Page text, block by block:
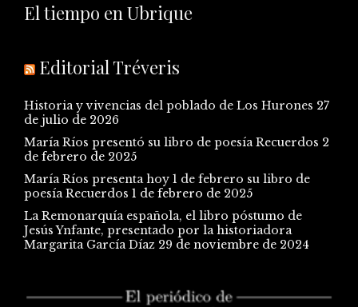
El tiempo en Ubrique
Editorial Tréveris
Historia y vivencias del poblado de Los Hurones 27
de julio de 2026
María Ríos presentó su libro de poesía Recuerdos 2
de febrero de 2025
María Ríos presenta hoy 1 de febrero su libro de
poesía Recuerdos 1 de febrero de 2025
La Remonarquía española, el libro póstumo de
Jesús Ynfante, presentado por la historiadora
Margarita García Díaz 29 de noviembre de 2024